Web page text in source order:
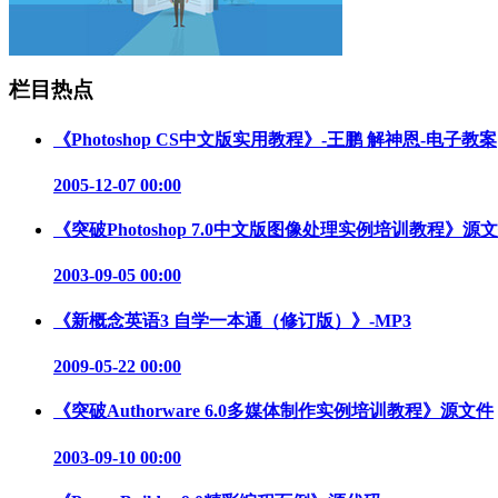
栏目热点
《Photoshop CS中文版实用教程》-王鹏 解神恩-电子教案
2005-12-07 00:00
《突破Photoshop 7.0中文版图像处理实例培训教程》源
2003-09-05 00:00
《新概念英语3 自学一本通（修订版）》-MP3
2009-05-22 00:00
《突破Authorware 6.0多媒体制作实例培训教程》源文件
2003-09-10 00:00